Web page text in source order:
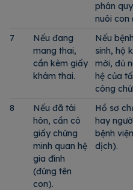
phán
nuôi con
7
Nếu đang
mang thai,
cần kèm giấy
khám thai.
Nếu
sinh, hộ
mời, đủ
hệ của
công
8
Nếu đã tái
hôn, cần có
giấy chứng
minh quan hệ
gia đình
(đứng tên
con).
Hồ sơ
hay
bệnh
dịch).